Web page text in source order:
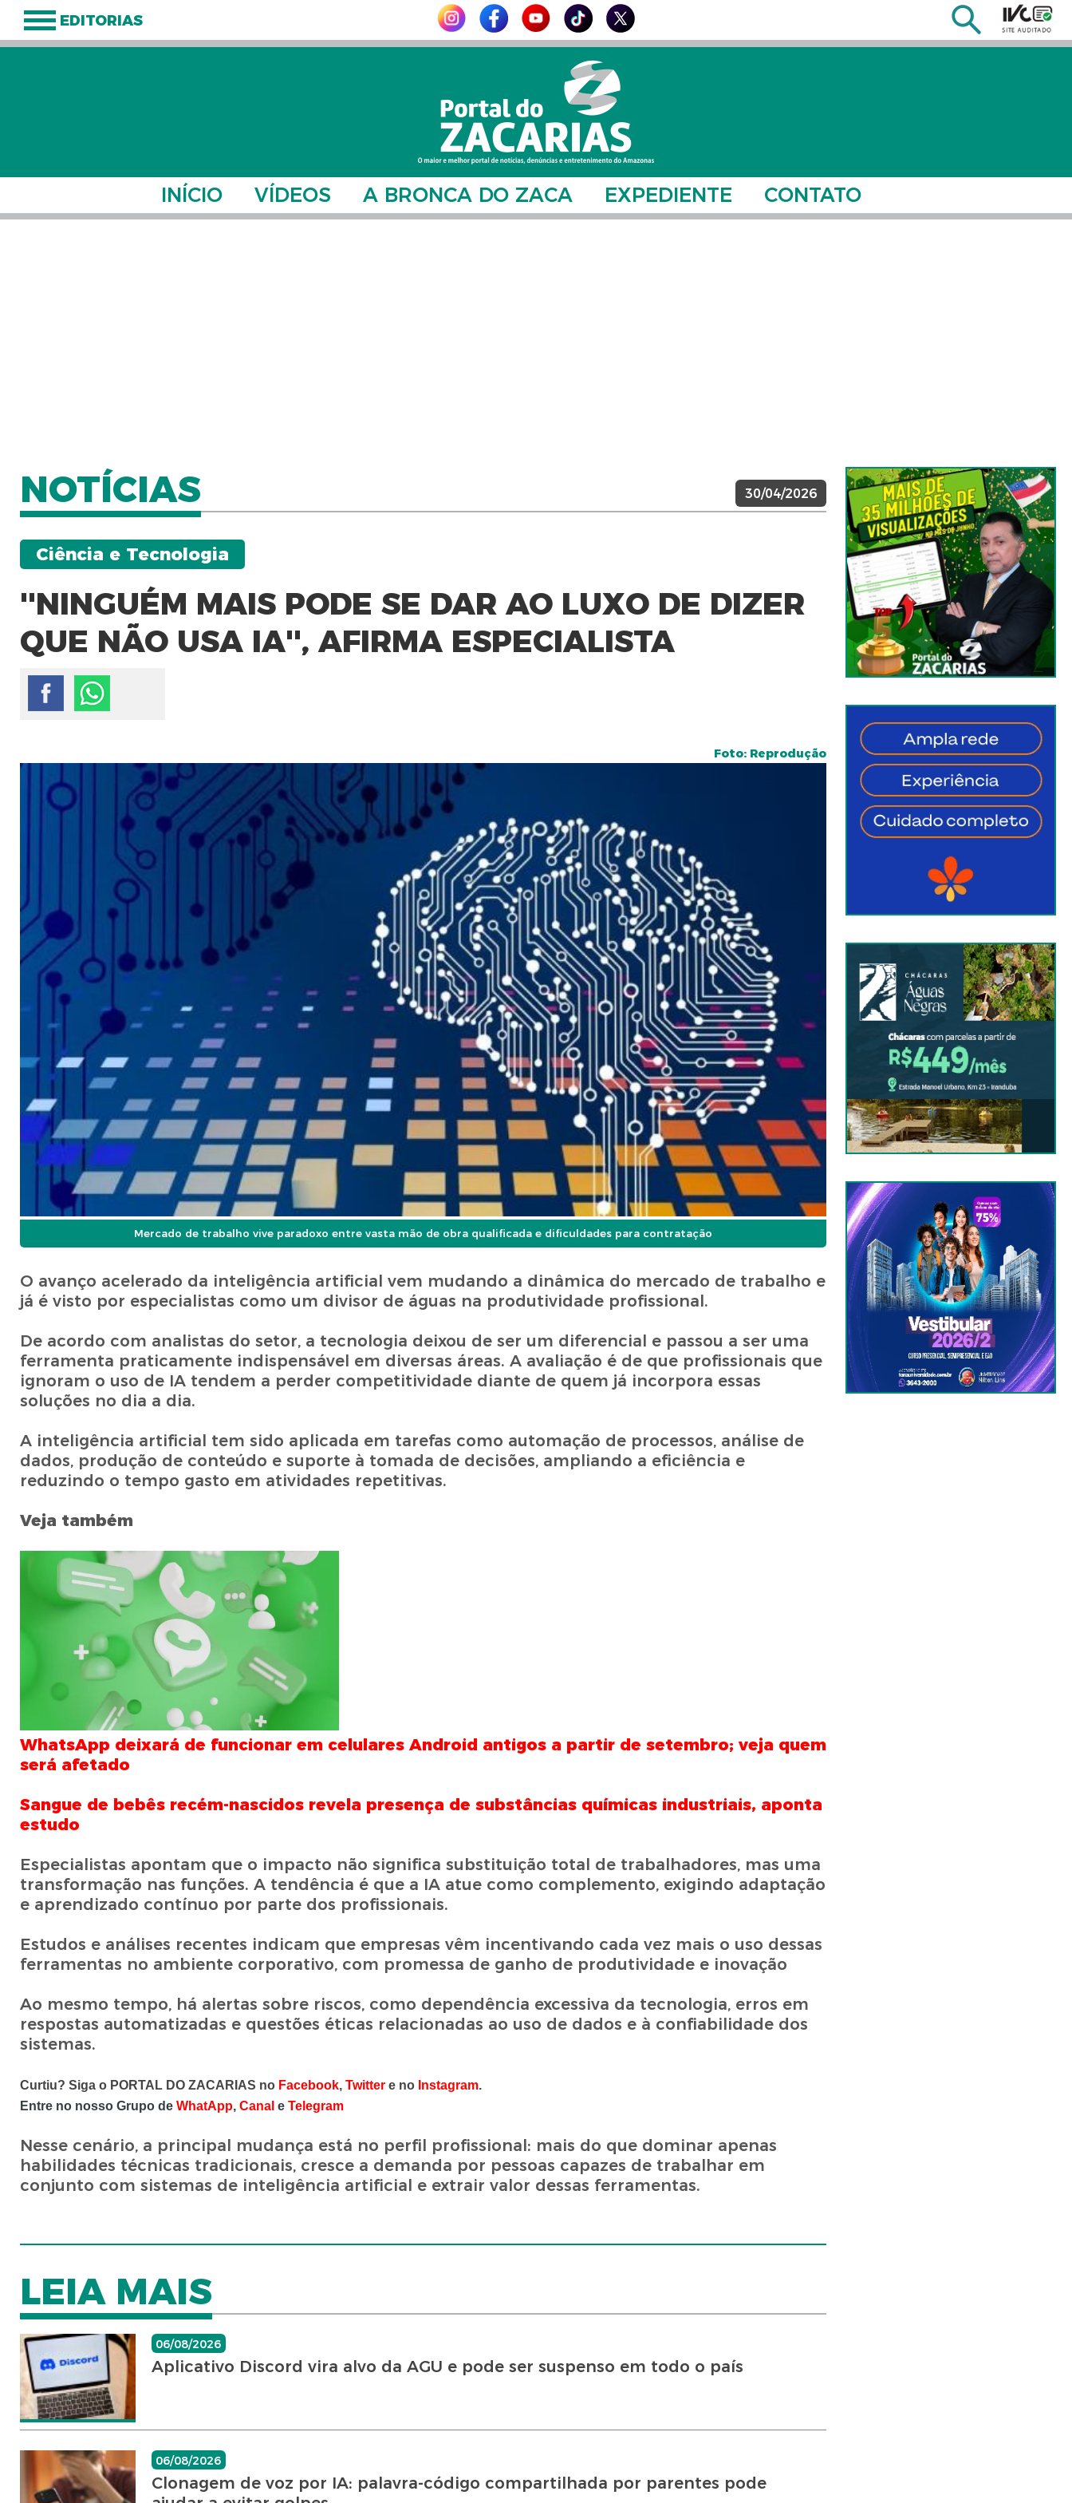
EDITORIAS
INÍCIO VÍDEOS A BRONCA DO ZACA EXPEDIENTE CONTATO
NOTÍCIAS 30/04/2026
Ciência e Tecnologia
''NINGUÉM MAIS PODE SE DAR AO LUXO DE DIZER
QUE NÃO USA IA'', AFIRMA ESPECIALISTA
Foto: Reprodução
Mercado de trabalho vive paradoxo entre vasta mão de obra qualificada e dificuldades para contratação
O avanço acelerado da inteligência artificial vem mudando a dinâmica do mercado de trabalho e
já é visto por especialistas como um divisor de águas na produtividade profissional.
De acordo com analistas do setor, a tecnologia deixou de ser um diferencial e passou a ser uma
ferramenta praticamente indispensável em diversas áreas. A avaliação é de que profissionais que
ignoram o uso de IA tendem a perder competitividade diante de quem já incorpora essas
soluções no dia a dia.
A inteligência artificial tem sido aplicada em tarefas como automação de processos, análise de
dados, produção de conteúdo e suporte à tomada de decisões, ampliando a eficiência e
reduzindo o tempo gasto em atividades repetitivas.
Veja também
WhatsApp deixará de funcionar em celulares Android antigos a partir de setembro; veja quem
será afetado
Sangue de bebês recém-nascidos revela presença de substâncias químicas industriais, aponta
estudo
Especialistas apontam que o impacto não significa substituição total de trabalhadores, mas uma
transformação nas funções. A tendência é que a IA atue como complemento, exigindo adaptação
e aprendizado contínuo por parte dos profissionais.
Estudos e análises recentes indicam que empresas vêm incentivando cada vez mais o uso dessas
ferramentas no ambiente corporativo, com promessa de ganho de produtividade e inovação
Ao mesmo tempo, há alertas sobre riscos, como dependência excessiva da tecnologia, erros em
respostas automatizadas e questões éticas relacionadas ao uso de dados e à confiabilidade dos
sistemas.
Curtiu? Siga o PORTAL DO ZACARIAS no Facebook, Twittere no Instagram.
Entre no nosso Grupo de WhatApp, Canal e Telegram
Nesse cenário, a principal mudança está no perfil profissional: mais do que dominar apenas
habilidades técnicas tradicionais, cresce a demanda por pessoas capazes de trabalhar em
conjunto com sistemas de inteligência artificial e extrair valor dessas ferramentas.
LEIA MAIS
06/08/2026
Aplicativo Discord vira alvo da AGU e pode ser suspenso em todo o país
06/08/2026
Clonagem de voz por IA: palavra-código compartilhada por parentes pode